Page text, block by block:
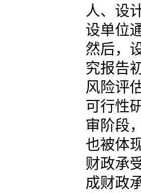
人、设
设单位
然后，
究报告
风险评
可行性
审阶段
也被体
财政承
成财政